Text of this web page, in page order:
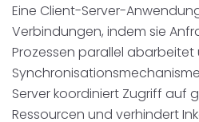
Eine Client-Server-
Verbindungen, indem sie
Prozessen parallel abarbeitet
Server koordiniert Zugriff auf
Ressourcen und verhindert